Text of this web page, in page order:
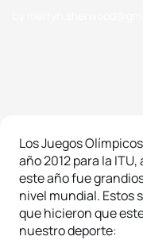
Los Juegos
año 2012 para la
este año fue
nivel mundial. Estos
que hicieron que
nuestro deporte: